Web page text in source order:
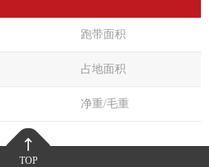
跑带面积
占地面积
净重/毛重
TOP